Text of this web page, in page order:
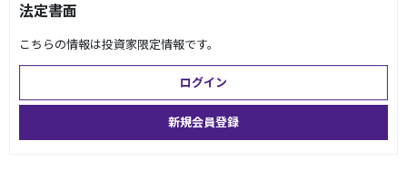
法定書面
こちらの情報は投資家限定情報です。
ログイン
新規会員登録